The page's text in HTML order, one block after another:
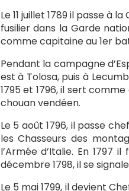
Le 11 juillet 1789 il passe à
fusilier dans la Garde
comme capitaine au 1er
Pendant la campagne
est à Tolosa, puis à
1795 et 1796, il sert
chouan vendéen.
Le 5 août 1796, il passe
les Chasseurs des
l’Armée d’Italie. En 1797
décembre 1798, il se
Le 5 mai 1799, il devient